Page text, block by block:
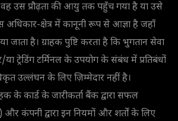
वह उस प्रौढ़ता की आयु तक पहुँच गया है या उसे
अधिकार-क्षेत्र में कानूनी रूप से आज्ञा है जहाँ
जाता है। ग्राहक पुष्टि करता है कि भुगतान सेवा
ट्रेडिंग टर्मिनल के उपयोग के संबंध में प्रतिबंधों
उल्लंघन के लिए ज़िम्मेदार नहीं है।
के कार्ड के जारीकर्ता बैंक द्वारा सफल
और कंपनी द्वारा इन नियमों और शर्तों के लिए